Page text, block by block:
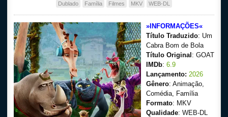
Filmes
Dublado
Legendado
Dublado
Família Filmes MKV WEB-DL
»INFORMAÇÕES«
Título Traduzido: Um
Cabra Bom de Bola
Título Original : GOAT
IMDb: 6.9
Lançamento: 2026
Gênero: Animação,
Comédia, Família
Formato: MKV
Qualidade: WEB-DL